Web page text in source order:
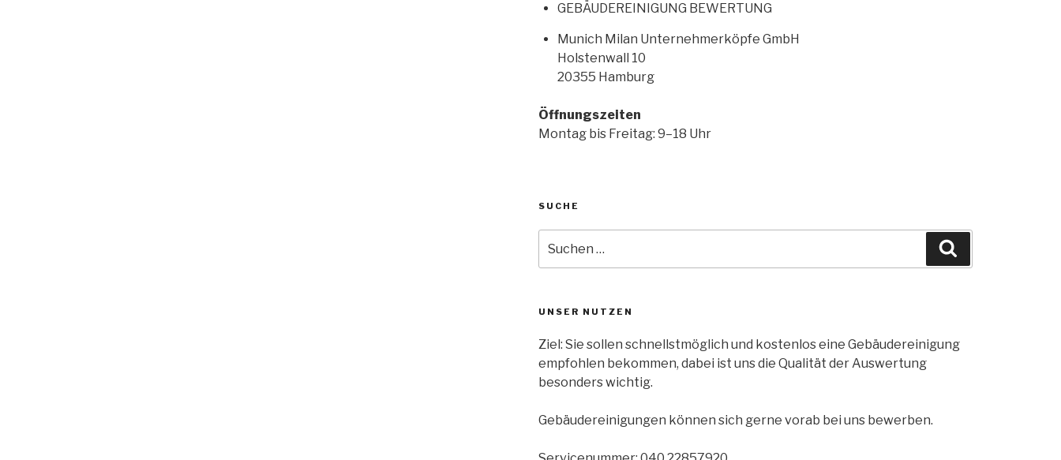
GEBÄUDEREINIGUNG BEWERTUNG
Munich Milan Unternehmerköpfe GmbH
Holstenwall 10
20355 Hamburg
Öffnungszeiten
Montag bis Freitag: 9–18 Uhr
SUCHE
UNSER NUTZEN
Ziel: Sie sollen schnellstmöglich und kostenlos eine Gebäudereinigung
empfohlen bekommen, dabei ist uns die Qualität der Auswertung
besonders wichtig.
Gebäudereinigungen können sich gerne vorab bei uns bewerben.
kennenzulernen!